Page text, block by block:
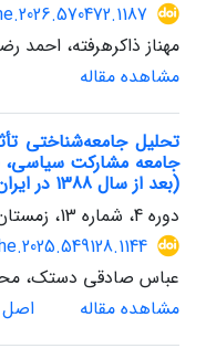
مهناز ذاکرهرفته، احمد
مشاهده مقاله
تحلیل جامعه‌شناختی
جامعه مشارکت
(بعد از سال 1388 در ایران)
دوره 4، شماره 13، زمستان 1404، صفحه
عباس صادقی دستک،
مشاهده مقاله
اصل